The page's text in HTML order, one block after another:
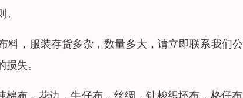
，服装存货多杂，数量多大，请立即联系我们
失。
布，花边，牛仔布，丝绸，针梭织坯布，格仔